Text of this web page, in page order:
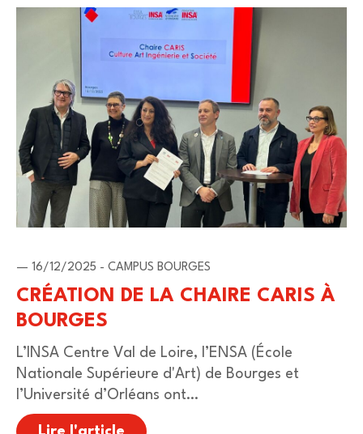
— 16/12/2025 - CAMPUS BOURGES
CRÉATION DE LA CHAIRE CARIS À
BOURGES
L’INSA Centre Val de Loire, l’ENSA (École
Nationale Supérieure d'Art) de Bourges et
l’Université d’Orléans ont…